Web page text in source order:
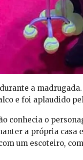
a
e foi aplaudido
conhecia o
a própria casa
um escoteiro,